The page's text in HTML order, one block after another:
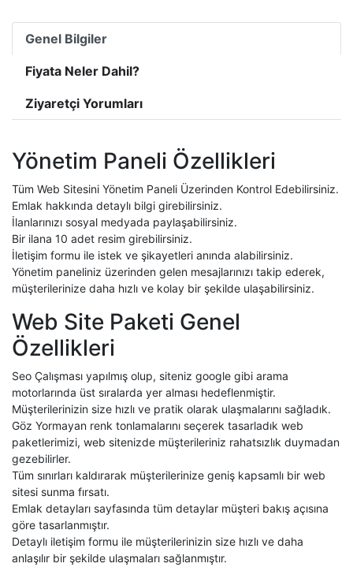
Genel Bilgiler
Fiyata Neler Dahil?
Ziyaretçi Yorumları
Yönetim Paneli Özellikleri
Tüm Web Sitesini Yönetim Paneli Üzerinden Kontrol Edebilirsiniz.
Emlak hakkında detaylı bilgi girebilirsiniz.
İlanlarınızı sosyal medyada paylaşabilirsiniz.
Bir ilana 10 adet resim girebilirsiniz.
İletişim formu ile istek ve şikayetleri anında alabilirsiniz.
Yönetim paneliniz üzerinden gelen mesajlarınızı takip ederek,
müşterilerinize daha hızlı ve kolay bir şekilde ulaşabilirsiniz.
Web Site Paketi Genel
Özellikleri
Seo Çalışması yapılmış olup, siteniz google gibi arama
motorlarında üst sıralarda yer alması hedeflenmiştir.
Müşterilerinizin size hızlı ve pratik olarak ulaşmalarını sağladık.
Göz Yormayan renk tonlamalarını seçerek tasarladık web
paketlerimizi, web sitenizde müşterileriniz rahatsızlık duymadan
gezebilirler.
Tüm sınırları kaldırarak müşterilerinize geniş kapsamlı bir web
sitesi sunma fırsatı.
Emlak detayları sayfasında tüm detaylar müşteri bakış açısına
göre tasarlanmıştır.
Detaylı iletişim formu ile müşterilerinizin size hızlı ve daha
anlaşılır bir şekilde ulaşmaları sağlanmıştır.